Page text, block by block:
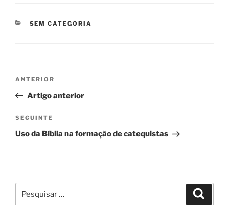
CATEGORIAS
SEM CATEGORIA
artigos
Conteúdo
anterior
ANTERIOR
Artigo anterior
Conteúdo
seguinte
SEGUINTE
Uso da Bíblia na formação de catequistas
por: